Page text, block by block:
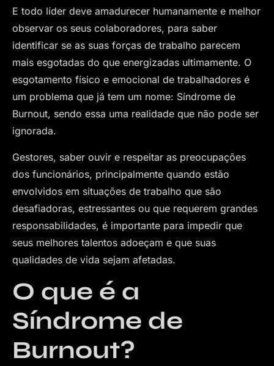
E todo líder deve amadurecer humanamente e melhor
observar os seus colaboradores, para saber
identificar se as suas forças de trabalho parecem
mais esgotadas do que energizadas ultimamente. O
esgotamento físico e emocional de trabalhadores é
um problema que já tem um nome: Síndrome de
Burnout, sendo essa uma realidade que não pode ser
ignorada.
Gestores, saber ouvir e respeitar as preocupações
dos funcionários, principalmente quando estão
envolvidos em situações de trabalho que são
desafiadoras, estressantes ou que requerem grandes
responsabilidades, é importante para impedir que
seus melhores talentos adoeçam e que suas
qualidades de vida sejam afetadas.
O que é a
Síndrome de
Burnout?